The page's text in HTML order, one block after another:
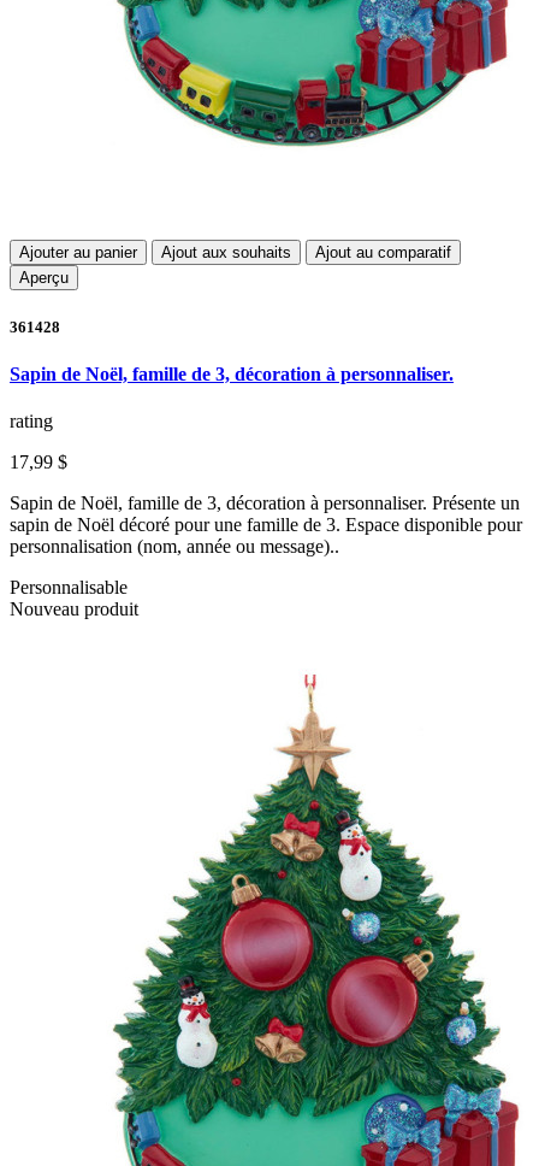
Ajouter au panier Ajout aux souhaits
Ajout au comparatif
Aperçu
361428
Sapin de Noël, famille de 3, décoration à personnaliser.
rating
17,99 $
Sapin de Noël, famille de 3, décoration à personnaliser. Présente un
sapin de Noël décoré pour une famille de 3. Espace disponible pour
personnalisation (nom, année ou message)..
Personnalisable
Nouveau produit